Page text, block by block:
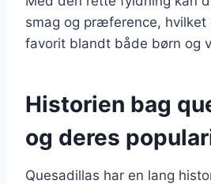
smag og præference, hvilket
favorit blandt både børn og
Historien bag
og deres
Quesadillas har en lang